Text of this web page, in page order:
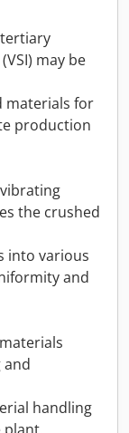
may be
materials for
production
the crushed
into various
and
and
handling